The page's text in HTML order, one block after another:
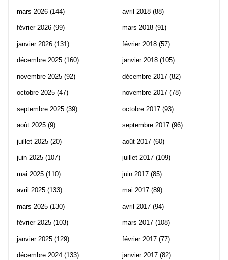
mars 2026 (144)
février 2026 (99)
janvier 2026 (131)
décembre 2025 (160)
novembre 2025 (92)
octobre 2025 (47)
septembre 2025 (39)
août 2025 (9)
juillet 2025 (20)
juin 2025 (107)
mai 2025 (110)
avril 2025 (133)
mars 2025 (130)
février 2025 (103)
janvier 2025 (129)
décembre 2024 (133)
avril 2018 (88)
mars 2018 (91)
février 2018 (57)
janvier 2018 (105)
décembre 2017 (82)
novembre 2017 (78)
octobre 2017 (93)
septembre 2017 (96)
août 2017 (60)
juillet 2017 (109)
juin 2017 (85)
mai 2017 (89)
avril 2017 (94)
mars 2017 (108)
février 2017 (77)
janvier 2017 (82)